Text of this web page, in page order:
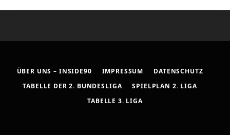
ÜBER UNS – INSIDE90 IMPRESSUM
DATENSCHUTZ
TABELLE DER 2. BUNDESLIGA
SPIELPLAN 2. LIGA
TABELLE 3. LIGA